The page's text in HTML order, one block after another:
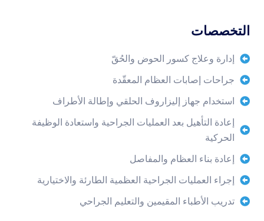
التخصصات
إدارة وعلاج كسور الحوض والحُقّ
جراحات إصابات العظام المعقّدة
استخدام جهاز إليزاروف الحلقي وإطالة الأطراف
إعادة التأهيل بعد العمليات الجراحية واستعادة الوظيفة
الحركية
إعادة بناء العظام والمفاصل
إجراء العمليات الجراحية العظمية الطارئة والاختيارية
تدريب الأطباء المقيمين والتعليم الجراحي